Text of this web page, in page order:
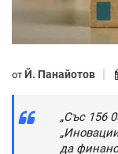
от Й. Панайотов
„Със 156
да